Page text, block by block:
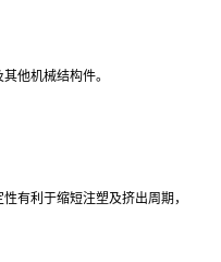
他机械结构件。
有利于缩短注塑及挤出周期，